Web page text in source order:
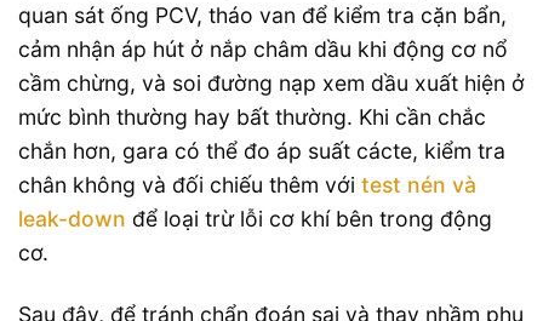
quan sát ống PCV, tháo van để kiểm tra cặn bẩn,
cảm nhận áp hút ở nắp châm dầu khi động cơ nổ
cầm chừng, và soi đường nạp xem dầu xuất hiện ở
mức bình thường hay bất thường. Khi cần chắc
chắn hơn, gara có thể đo áp suất cácte, kiểm tra
chân không và đối chiếu thêm với test nén và
leak-down để loại trừ lỗi cơ khí bên trong động
cơ.
Sau đây, để tránh chẩn đoán sai và thay nhầm phụ